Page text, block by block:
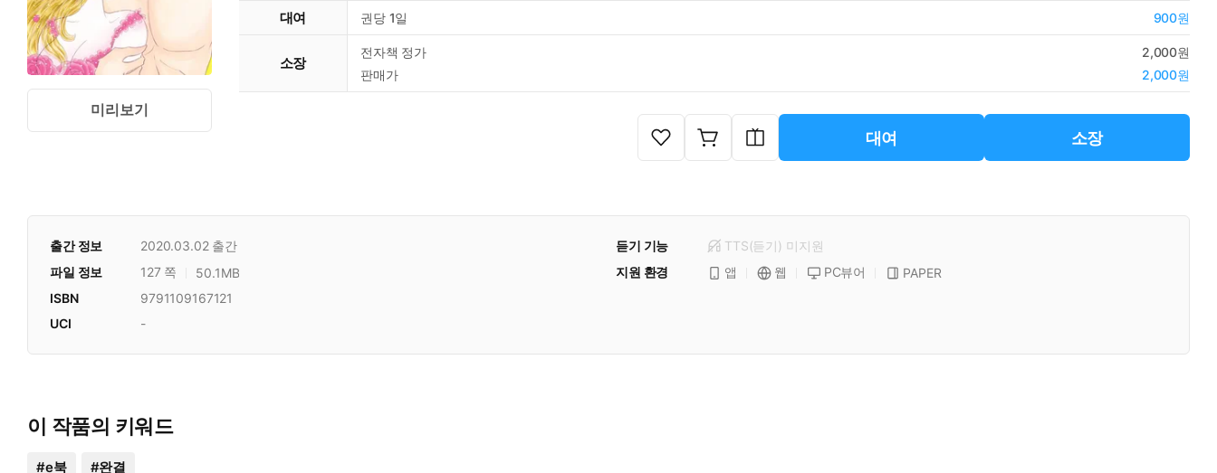
미리보기
대여 권당 1일 900원
소장
전자책 정가
2,000원
판매가
2,000원
대여 소장
출간 정보 2020.03.02 출간 듣기 기능 TTS(듣기) 미지원
파일 정보
127 쪽 50.1MB 지원 환경 앱 웹 PC뷰어
PAPER
ISBN
9791109167121
UCI
-
이 작품의 키워드
#e북 #완결